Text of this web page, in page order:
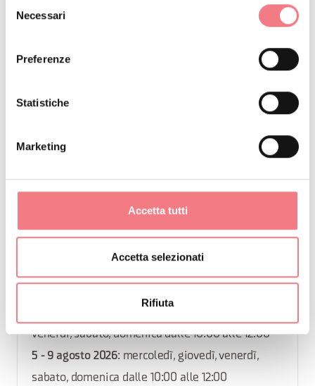
delNecessari
Preferenze
Statistiche
Marketing
Accetta tutti
Accetta selezionati
Rifiuta
: mercoledì, giovedì, venerdì,
: mercoledì, giovedì, venerdì,
: mercoledì, giovedì,
venerdì, sabato, domenica dalle 10:00 alle 12:00
: mercoledì, giovedì, venerdì,
9 - 13 dicembre 2026: mercoledì, giovedì, venerdì,
venerdì, sabato, domenica dalle 10:00 alle 12:00
5 - 9 agosto 2026: mercoledì, giovedì, venerdì,
sabato, domenica dalle 10:00 alle 12:00